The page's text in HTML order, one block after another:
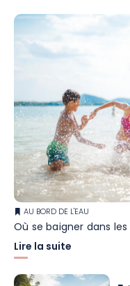
AU BORD DE L'EAU
Où se baigner dans
Lire la suite